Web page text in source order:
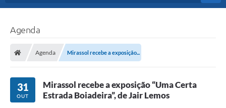
Agenda
Agenda Mirassol recebe a exposição...
31
OUT
Mirassol recebe a exposição “Uma Certa
Estrada Boiadeira”, de Jair Lemos